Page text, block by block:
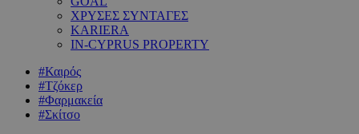
ΧΡΥΣΕΣ ΣΥΝΤΑΓΕΣ
KARIERA
IN-CYPRUS PROPERTY
#Καιρός
#Τζόκερ
#Φαρμακεία
#Σκίτσο